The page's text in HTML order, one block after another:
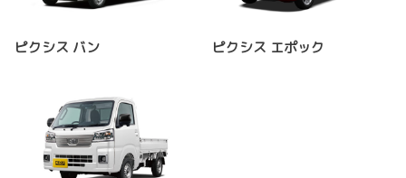
ピクシス バン ピクシス エポック